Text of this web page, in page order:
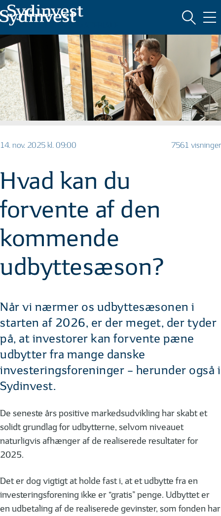
MARKEDSFØRINGSMATERIALE
14. nov. 2025 kl. 09:00 7561 visninger
Hvad kan du
forvente af den
kommende
udbyttesæson?
Når vi nærmer os udbyttesæsonen i
starten af 2026, er der meget, der tyder
på, at investorer kan forvente pæne
udbytter fra mange danske
investeringsforeninger – herunder også i
Sydinvest.
De seneste års positive markedsudvikling har skabt et
solidt grundlag for udbytterne, selvom niveauet
naturligvis afhænger af de realiserede resultater for
2025.
Det er dog vigtigt at holde fast i, at et udbytte fra en
investeringsforening ikke er “gratis” penge. Udbyttet er
en udbetaling af de realiserede gevinster, som fonden har